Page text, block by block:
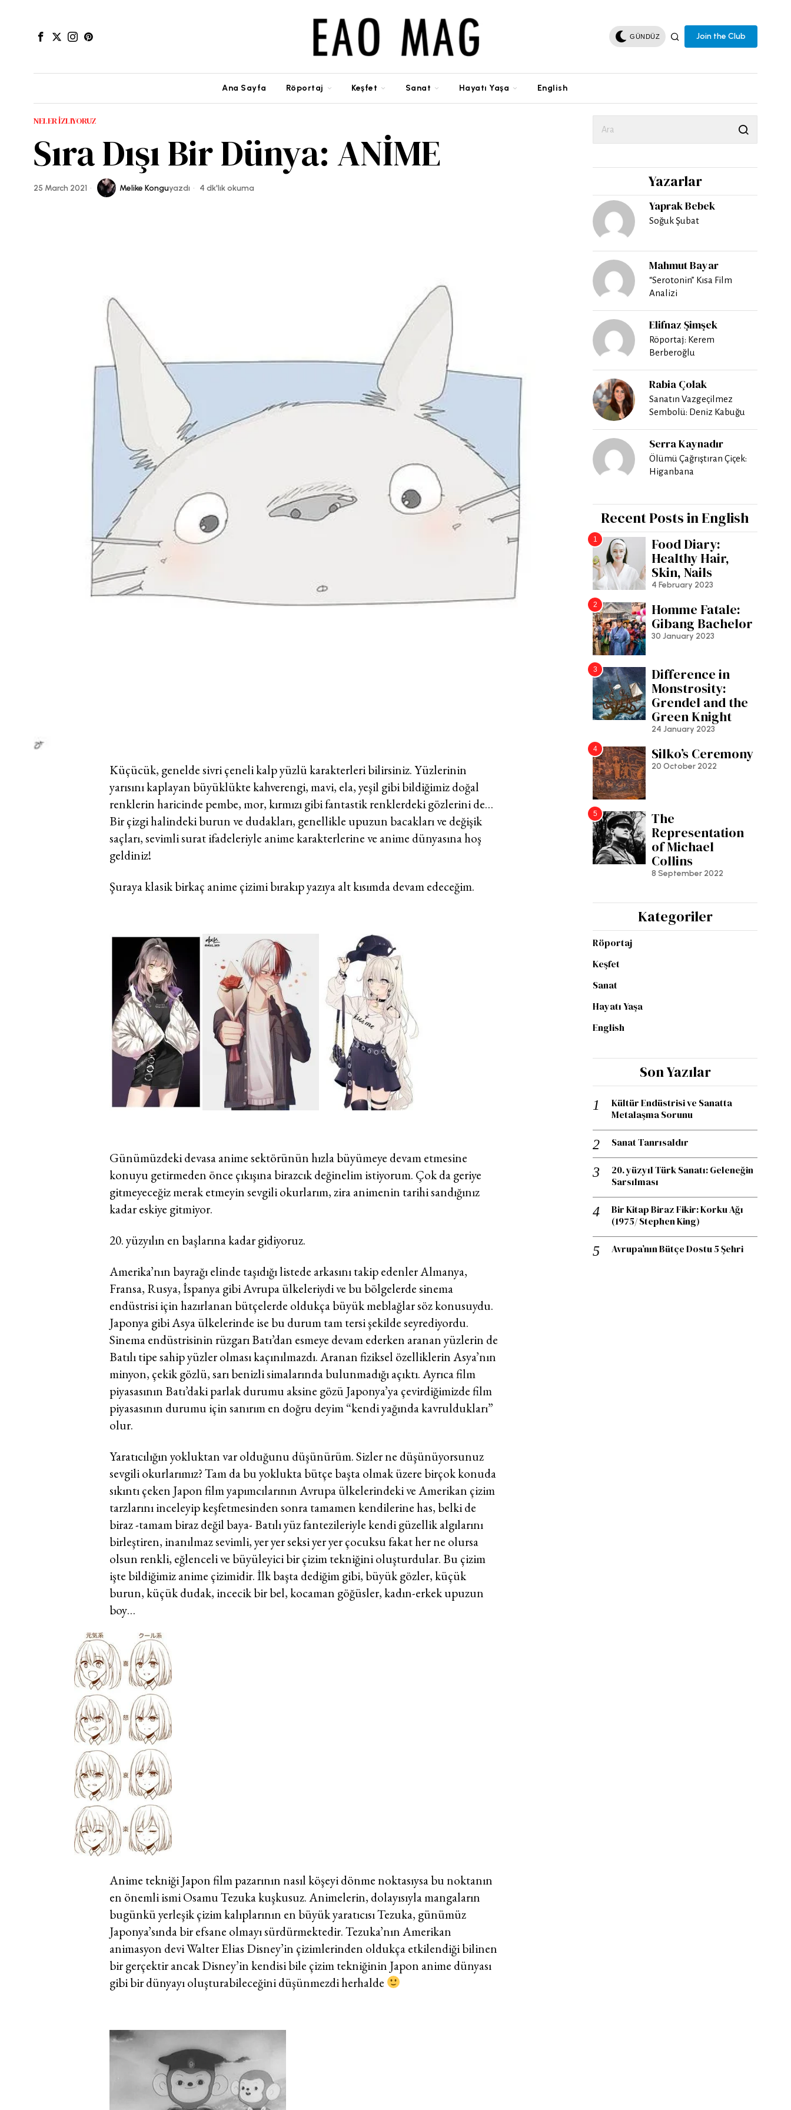
GÜNDÜZ Join the Club
Ana Sayfa Röportaj Keşfet Sanat Hayatı Yaşa English
NELER İZLIYORUZ
Sıra Dışı Bir Dünya: ANİME
25 March 2021 Melike Konguyazdı 4 dk'lık okuma
Küçücük, genelde sivri çeneli kalp yüzlü karakterleri bilirsiniz. Yüzlerinin
yarısını kaplayan büyüklükte kahverengi, mavi, ela, yeşil gibi bildiğimiz doğal
renklerin haricinde pembe, mor, kırmızı gibi fantastik renklerdeki gözlerini de…
Bir çizgi halindeki burun ve dudakları, genellikle upuzun bacakları ve değişik
saçları, sevimli surat ifadeleriyle anime karakterlerine ve anime dünyasına hoş
geldiniz!
Şuraya klasik birkaç anime çizimi bırakıp yazıya alt kısımda devam edeceğim.
Günümüzdeki devasa anime sektörünün hızla büyümeye devam etmesine
konuyu getirmeden önce çıkışına birazcık değinelim istiyorum. Çok da geriye
gitmeyeceğiz merak etmeyin sevgili okurlarım, zira animenin tarihi sandığınız
kadar eskiye gitmiyor.
20. yüzyılın en başlarına kadar gidiyoruz.
Amerika’nın bayrağı elinde taşıdığı listede arkasını takip edenler Almanya,
Fransa, Rusya, İspanya gibi Avrupa ülkeleriydi ve bu bölgelerde sinema
endüstrisi için hazırlanan bütçelerde oldukça büyük meblağlar söz konusuydu.
Japonya gibi Asya ülkelerinde ise bu durum tam tersi şekilde seyrediyordu.
Sinema endüstrisinin rüzgarı Batı’dan esmeye devam ederken aranan yüzlerin de
Batılı tipe sahip yüzler olması kaçınılmazdı. Aranan fiziksel özelliklerin Asya’nın
minyon, çekik gözlü, sarı benizli simalarında bulunmadığı açıktı. Ayrıca film
piyasasının Batı’daki parlak durumu aksine gözü Japonya’ya çevirdiğimizde film
piyasasının durumu için sanırım en doğru deyim “kendi yağında kavruldukları”
olur.
Yaratıcılığın yokluktan var olduğunu düşünürüm. Sizler ne düşünüyorsunuz
sevgili okurlarımız? Tam da bu yoklukta bütçe başta olmak üzere birçok konuda
sıkıntı çeken Japon film yapımcılarının Avrupa ülkelerindeki ve Amerikan çizim
tarzlarını inceleyip keşfetmesinden sonra tamamen kendilerine has, belki de
biraz -tamam biraz değil baya- Batılı yüz fantezileriyle kendi güzellik algılarını
birleştiren, inanılmaz sevimli, yer yer seksi yer yer çocuksu fakat her ne olursa
olsun renkli, eğlenceli ve büyüleyici bir çizim tekniğini oluşturdular. Bu çizim
işte bildiğimiz anime çizimidir. İlk başta dediğim gibi, büyük gözler, küçük
burun, küçük dudak, incecik bir bel, kocaman göğüsler, kadın-erkek upuzun
boy…
Anime tekniği Japon film pazarının nasıl köşeyi dönme noktasıysa bu noktanın
en önemli ismi Osamu Tezuka kuşkusuz. Animelerin, dolayısıyla mangaların
bugünkü yerleşik çizim kalıplarının en büyük yaratıcısı Tezuka, günümüz
Japonya’sında bir efsane olmayı sürdürmektedir. Tezuka’nın Amerikan
animasyon devi Walter Elias Disney’in çizimlerinden oldukça etkilendiği bilinen
bir gerçektir ancak Disney’in kendisi bile çizim tekniğinin Japon anime dünyası
gibi bir dünyayı oluşturabileceğini düşünmezdi herhalde
Yazarlar
Yaprak Bebek
Soğuk Şubat
Mahmut Bayar
“Serotonin” Kısa Film
Analizi
Elifnaz Şimşek
Röportaj: Kerem
Berberoğlu
Rabia Çolak
Sanatın Vazgeçilmez
Sembolü: Deniz Kabuğu
Serra Kaynadır
Ölümü Çağrıştıran Çiçek:
Higanbana
Recent Posts in English
1
Food Diary:
Healthy Hair,
Skin, Nails
4 February 2023
2
Homme Fatale:
Gibang Bachelor
30 January 2023
3
Difference in
Monstrosity:
Grendel and the
Green Knight
24 January 2023
4 Silko’s Ceremony
20 October 2022
5
The
Representation
of Michael
Collins
8 September 2022
Kategoriler
Röportaj
Keşfet
Sanat
Hayatı Yaşa
English
Son Yazılar
Kültür Endüstrisi ve Sanatta
Metalaşma Sorunu
Sanat Tanrısaldır
20. yüzyıl Türk Sanatı: Geleneğin
Sarsılması
Bir Kitap Biraz Fikir: Korku Ağı
(1975/ Stephen King)
Avrupa’nın Bütçe Dostu 5 Şehri